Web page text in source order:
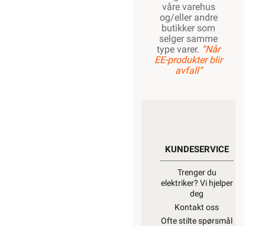
våre varehus
og/eller andre
butikker som
selger samme
type varer. “Når
EE-produkter blir
avfall”
KUNDESERVICE
Trenger du
elektriker? Vi hjelper
deg
Kontakt oss
Ofte stilte spørsmål